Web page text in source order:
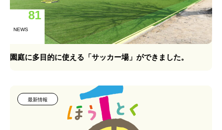
NEWS
81
園庭に多目的に使える「サッカー場」ができました。
最新情報